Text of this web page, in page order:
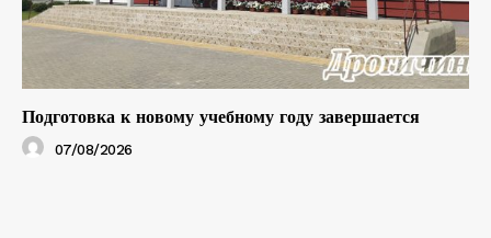
Подготовка к новому учебному году завершается
07/08/2026